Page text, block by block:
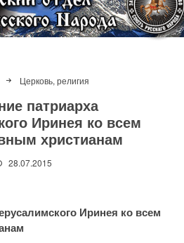
Церковь, религия
патриарха
Иринея ко всем
христианам
28.07.2015
Иринея ко всем